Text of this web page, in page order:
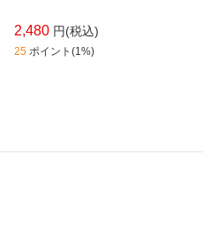
2,480 円(税込)
25 ポイント(1%)